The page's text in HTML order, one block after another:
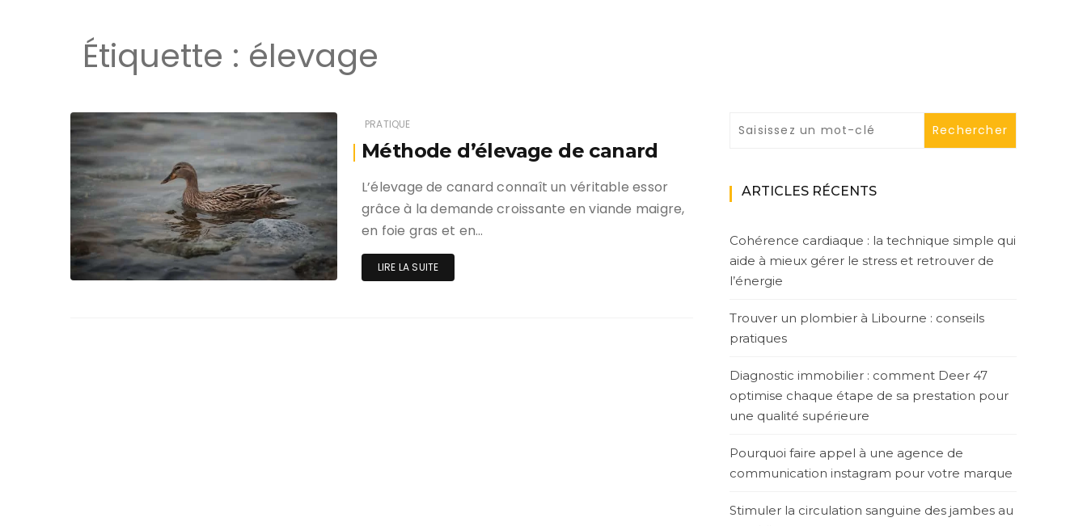
Étiquette : élevage
PRATIQUE
Méthode d’élevage de canard
L’élevage de canard connaît un véritable essor
grâce à la demande croissante en viande maigre,
en foie gras et en…
LIRE LA SUITE
ARTICLES RÉCENTS
Cohérence cardiaque : la technique simple qui
aide à mieux gérer le stress et retrouver de
l’énergie
Trouver un plombier à Libourne : conseils
pratiques
Diagnostic immobilier : comment Deer 47
optimise chaque étape de sa prestation pour
une qualité supérieure
Pourquoi faire appel à une agence de
communication instagram pour votre marque
Stimuler la circulation sanguine des jambes au